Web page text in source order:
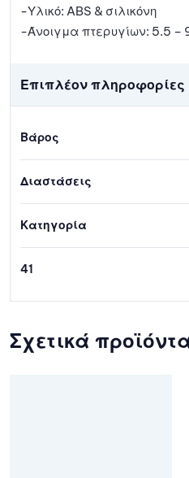
-Υλικό: ABS & σιλικόνη
-Άνοιγμα πτερυγίων: 5.5 –
Επιπλέον πληροφορίες
Βάρος
Διαστάσεις
Κατηγορία
41
Σχετικά